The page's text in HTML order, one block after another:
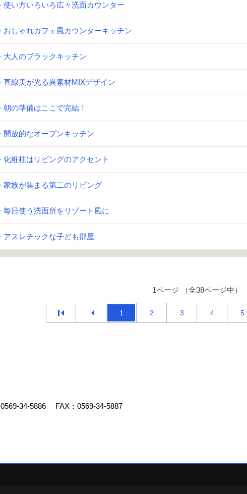
使い方いろいろ広々洗面カウンター
おしゃれカフェ風カウンターキッチン
大人のブラックキッチン
直線美が光る異素材MIXデザイン
朝の準備はここで完結！
開放的なオープンキッチン
化粧柱はリビングのアクセント
家族が集まる第二のリビング
毎日使う洗面所をリゾート風に
アスレチックな子ども部屋
1ページ （全38ページ中）
1 2 3 4 5
0569-34-5886
FAX：0569-34-5887